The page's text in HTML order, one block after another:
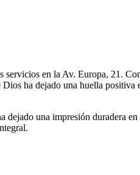
en la Av. Europa, 21.
ha dejado una huella
una impresión duradera